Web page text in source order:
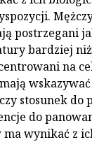
postrzegani
bardziej
na
stosunek do
do
ma wynikać z